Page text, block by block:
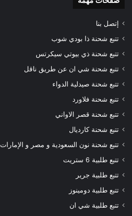
إتصل بنا
تتبع شحنة ذا بودي شوب
تتبع شحنة ذي بيوتي سيكرتس
تتبع شحنة شي ان عن طريق ناقل
تتبع شحنة صيدلية الدواء
تتبع شحنة فلاورد
تتبع شحنة قصر الاواني
تتبع شحنة كارديال
تتبع شحنة نون السعودية و مصر و الإمارات
تتبع طلبية 6 ستريت
تتبع طلبية جرير
تتبع طلبية دومينوز
تتبع طلبية شي ان